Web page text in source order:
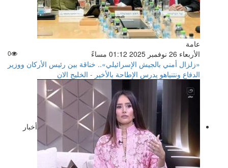
عامة
الأربعاء 26 نوفمبر 2025 01:12 مساءً
0
«زلزال أمني بالجيش الإسرائيلي».. خناقة بين رئيس الأركان ووزير
الدفاع ونتنياهو يدرس الإطاحة بالأخير - الخليج الان
أخبار